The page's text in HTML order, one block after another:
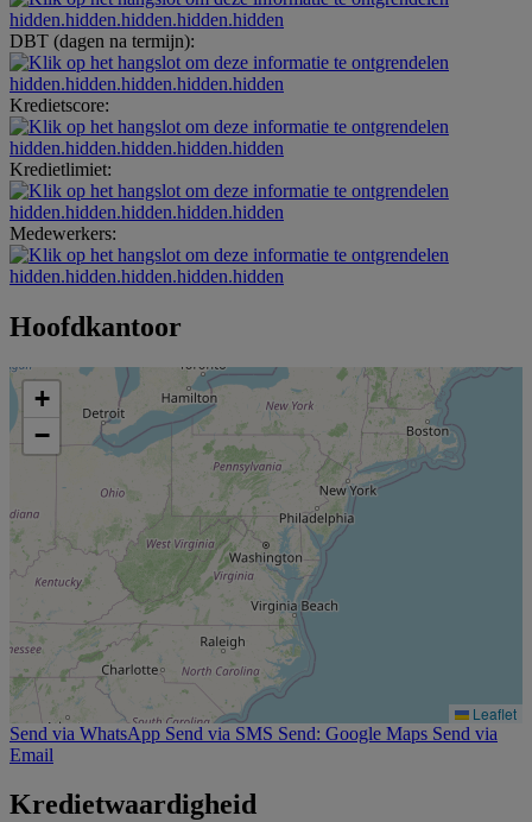
hidden.hidden.hidden.hidden.hidden
DBT (dagen na termijn):
hidden.hidden.hidden.hidden.hidden
Kredietscore:
hidden.hidden.hidden.hidden.hidden
Kredietlimiet:
hidden.hidden.hidden.hidden.hidden
Medewerkers:
hidden.hidden.hidden.hidden.hidden
Hoofdkantoor
+
−
Leaflet
Send via WhatsApp Send via SMS Send: Google Maps Send via
Email
Kredietwaardigheid